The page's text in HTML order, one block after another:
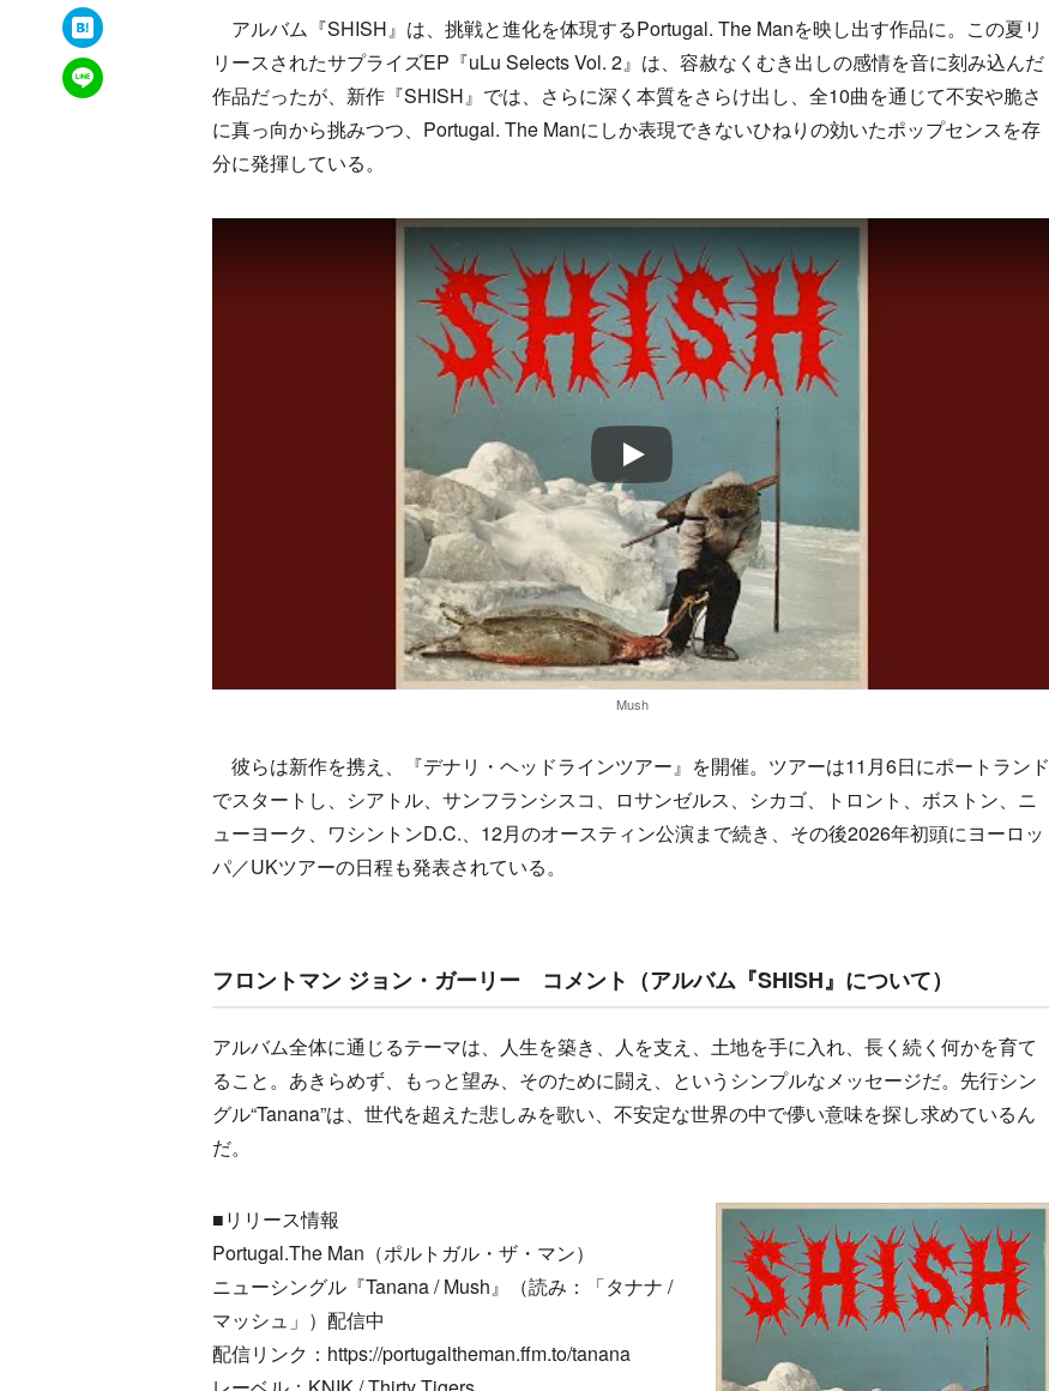
はてなブックマーク
LINEで送る
アルバム『SHISH』は、挑戦と進化を体現するPortugal. The Manを映し出す作品に。この夏リ
リースされたサプライズEP『uLu Selects Vol. 2』は、容赦なくむき出しの感情を音に刻み込んだ
作品だったが、新作『SHISH』では、さらに深く本質をさらけ出し、全10曲を通じて不安や脆さ
に真っ向から挑みつつ、Portugal. The Manにしか表現できないひねりの効いたポップセンスを存
分に発揮している。
Mush
彼らは新作を携え、『デナリ・ヘッドラインツアー』を開催。ツアーは11月6日にポートランド
でスタートし、シアトル、サンフランシスコ、ロサンゼルス、シカゴ、トロント、ボストン、ニ
ューヨーク、ワシントンD.C.、12月のオースティン公演まで続き、その後2026年初頭にヨーロッ
パ／UKツアーの日程も発表されている。
フロントマン ジョン・ガーリー コメント（アルバム『SHISH』について）
アルバム全体に通じるテーマは、人生を築き、人を支え、土地を手に入れ、長く続く何かを育て
ること。あきらめず、もっと望み、そのために闘え、というシンプルなメッセージだ。先行シン
グル“Tanana”は、世代を超えた悲しみを歌い、不安定な世界の中で儚い意味を探し求めているん
だ。
■リリース情報
Portugal.The Man（ポルトガル・ザ・マン）
ニューシングル『Tanana / Mush』（読み：「タナナ /
マッシュ」）配信中
配信リンク：https://portugaltheman.ffm.to/tanana